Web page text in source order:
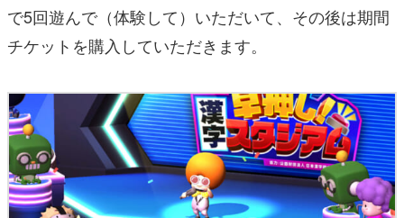
で5回遊んで（体験して）いただいて、その後は期間
チケットを購入していただきます。